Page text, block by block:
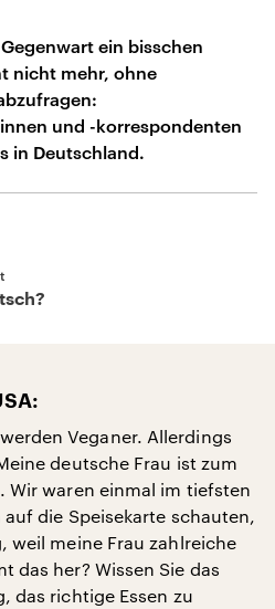
ein bisschen
nicht mehr, ohne
und -korrespondenten
in Deutschland.
Veganer. Allerdings
deutsche Frau ist zum
Wir waren einmal im tiefsten
die Speisekarte schauten,
weil meine Frau zahlreiche
das her? Wissen Sie das
das richtige Essen zu